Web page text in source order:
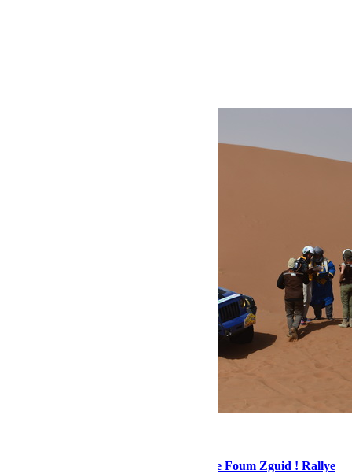
Encore ultimes concentrations autour de Foum Zguid ! Rallye